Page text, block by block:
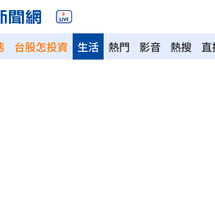
台股怎投資 熱門 影音 熱搜
生活
AI圖，主管機關配中國國徽 10:13